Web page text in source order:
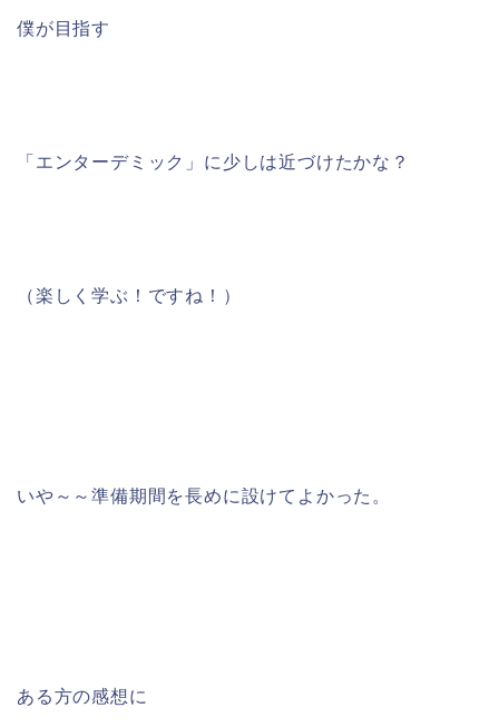
僕が目指す
「エンターデミック」に少しは近づけたかな？
（楽しく学ぶ！ですね！）
いや～～準備期間を長めに設けてよかった。
ある方の感想に